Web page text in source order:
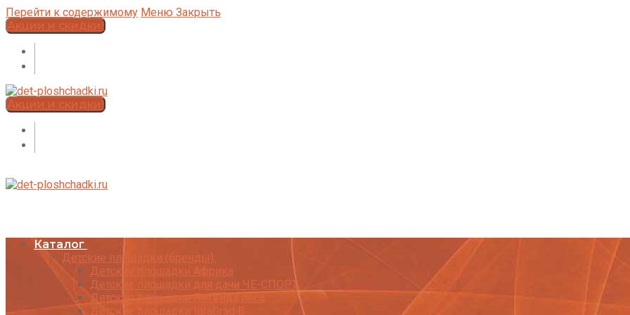
Перейти к содержимому Меню Закрыть
Акции и скидки!
Акции и скидки!
Каталог
Детские площадки (бренды)
Детские площадки Африка
Детские площадки для дачи ЧЕ-СПОРТ
Детские площадки Легенда леса
Детские площадки IgraGrad B